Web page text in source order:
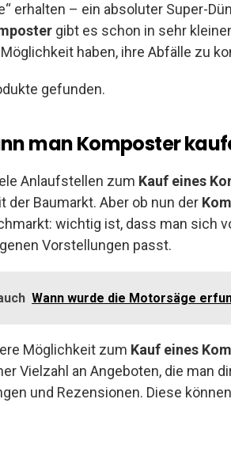
erhalten – ein absoluter Super-
gibt es schon in sehr
haben, ihre Abfälle zu
gefunden.
man Komposter
Anlaufstellen zum Kauf eines
der Baumarkt. Aber ob nun der
wichtig ist, dass man sich
Vorstellungen passt.
Wann wurde die Motorsäge
Möglichkeit zum Kauf eines
Vielzahl an Angeboten, die man
und Rezensionen. Diese